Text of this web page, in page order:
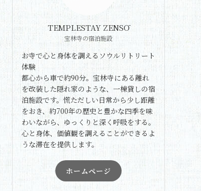
TEMPLESTAY ZENSŌ
宝林寺の宿泊施設
お寺で心と身体を調えるソウルリトリート
体験
都心から車で約90分。宝林寺にある離れ
を改装した隠れ家のような、一棟貸しの宿
泊施設です。慌ただしい日常から少し距離
をおき、約700年の歴史と豊かな四季を味
わいながら、ゆっくりと深く呼吸をする。
心と身体、価値観を調えることができるよ
うな滞在を提供します。
ホームページ